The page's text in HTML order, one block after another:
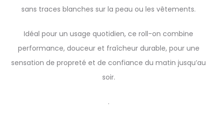
sans traces blanches sur la peau ou les vêtements.
Idéal pour un usage quotidien, ce roll-on combine
performance, douceur et fraîcheur durable, pour une
sensation de propreté et de confiance du matin jusqu’au
soir.
.